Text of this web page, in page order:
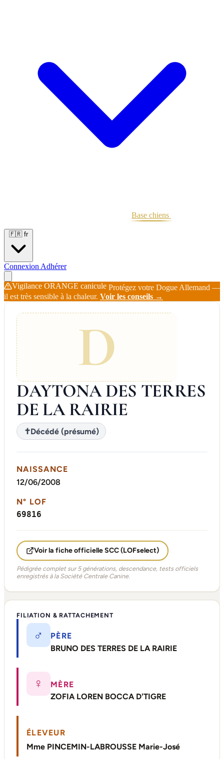
Base chiens
🇫🇷 fr
Connexion Adhérer
Vigilance ORANGE canicule Protégez votre Dogue Allemand —
il est très sensible à la chaleur. Voir les conseils →
D
DAYTONA DES TERRES
DE LA RAIRIE
✝Décédé (présumé)
NAISSANCE
12/06/2008
N° LOF
69816
Voir la fiche officielle SCC (LOFselect)
Pédigrée complet sur 5 générations, descendance, tests officiels
enregistrés à la Société Centrale Canine.
FILIATION & RATTACHEMENT
♂
PÈRE
BRUNO DES TERRES DE LA RAIRIE
♀
MÈRE
ZOFIA LOREN BOCCA D'TIGRE
ÉLEVEUR
Mme PINCEMIN-LABROUSSE Marie-José